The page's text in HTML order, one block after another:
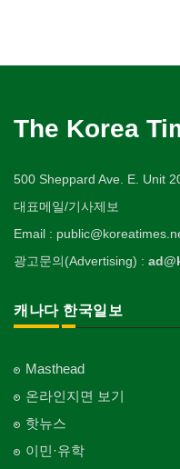
The Korea
500 Sheppard Ave. E. Unit
대표메일/기사제보
Email :
광고문의(Advertising) :
캐나다 한국일보
Masthead
온라인지면 보기
핫뉴스
이민·유학